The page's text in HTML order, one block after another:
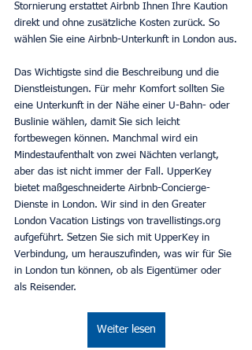
Stornierung erstattet Airbnb Ihnen Ihre Kaution
direkt und ohne zusätzliche Kosten zurück. So
wählen Sie eine Airbnb-Unterkunft in London aus.
Das Wichtigste sind die Beschreibung und die
Dienstleistungen. Für mehr Komfort sollten Sie
eine Unterkunft in der Nähe einer U-Bahn- oder
Buslinie wählen, damit Sie sich leicht
fortbewegen können. Manchmal wird ein
Mindestaufenthalt von zwei Nächten verlangt,
aber das ist nicht immer der Fall. UpperKey
bietet maßgeschneiderte Airbnb-Concierge-
Dienste in London. Wir sind in den Greater
London Vacation Listings von travellistings.org
aufgeführt. Setzen Sie sich mit UpperKey in
Verbindung, um herauszufinden, was wir für Sie
in London tun können, ob als Eigentümer oder
als Reisender.
Weiter lesen